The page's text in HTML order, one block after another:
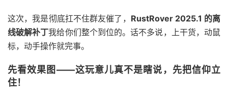
这次，我是彻底扛不住群友催了， RustRover 2025.1 的离
线破解补丁我给你们整个到位的。话不多说，上干货，动鼠
标，动手操作就完事。
先看效果图——这玩意儿真不是瞎说，先把信仰立
住！